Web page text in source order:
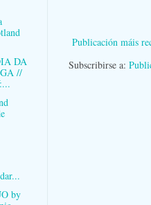
Publicación máis
Subscribirse a:
DA
//
by